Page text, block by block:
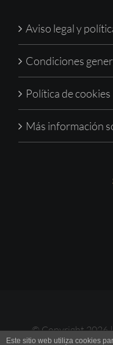
Aviso legal y
Condiciones
Política de cookies
Más información
© Copyright2026
Este sitio web utiliza cookies